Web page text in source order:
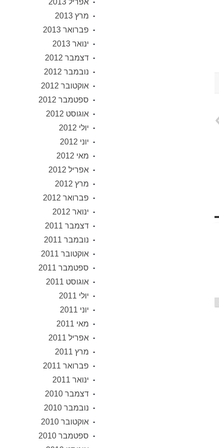
אפריל 2013
מרץ 2013
פברואר 2013
ינואר 2013
דצמבר 2012
נובמבר 2012
אוקטובר 2012
ספטמבר 2012
אוגוסט 2012
יולי 2012
יוני 2012
מאי 2012
אפריל 2012
מרץ 2012
פברואר 2012
ינואר 2012
דצמבר 2011
נובמבר 2011
אוקטובר 2011
ספטמבר 2011
אוגוסט 2011
יולי 2011
יוני 2011
מאי 2011
אפריל 2011
מרץ 2011
פברואר 2011
ינואר 2011
דצמבר 2010
נובמבר 2010
אוקטובר 2010
ספטמבר 2010